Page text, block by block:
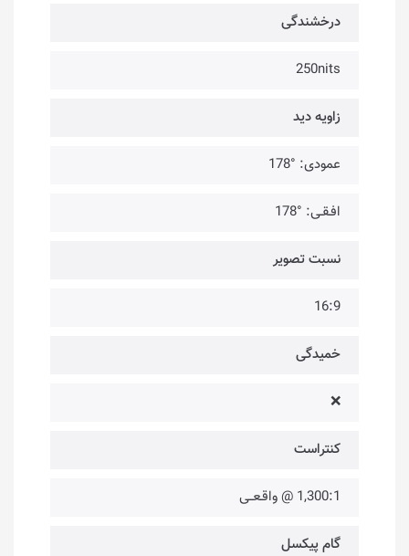
درخشندگی
250nits
زاویه دید
عمودی: °178
افـقـی: °178
نسبت تصویر
16:9
خمیدگی
❌
کنتراست
1,300:1 @ واقـعــی
گام پیکسل